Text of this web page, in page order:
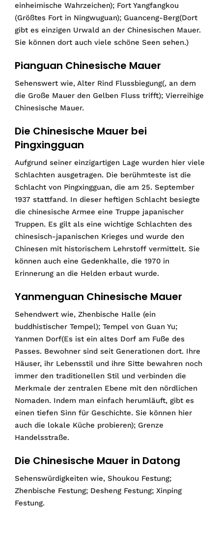
einheimische Wahrzeichen); Fort Yangfangkou
(Größtes Fort in Ningwuguan); Guanceng-Berg(Dort
gibt es einzigen Urwald an der Chinesischen Mauer.
Sie können dort auch viele schöne Seen sehen.)
Pianguan Chinesische Mauer
Sehenswert wie, Alter Rind Flussbiegung(, an dem
die Große Mauer den Gelben Fluss trifft); Vierreihige
Chinesische Mauer.
Die Chinesische Mauer bei
Pingxingguan
Aufgrund seiner einzigartigen Lage wurden hier viele
Schlachten ausgetragen. Die berühmteste ist die
Schlacht von Pingxingguan, die am 25. September
1937 stattfand. In dieser heftigen Schlacht besiegte
die chinesische Armee eine Truppe japanischer
Truppen. Es gilt als eine wichtige Schlachten des
chinesisch-japanischen Krieges und wurde den
Chinesen mit historischem Lehrstoff vermittelt. Sie
können auch eine Gedenkhalle, die 1970 in
Erinnerung an die Helden erbaut wurde.
Yanmenguan Chinesische Mauer
Sehendwert wie, Zhenbische Halle (ein
buddhistischer Tempel); Tempel von Guan Yu;
Yanmen Dorf(Es ist ein altes Dorf am Fuße des
Passes. Bewohner sind seit Generationen dort. Ihre
Häuser, ihr Lebensstil und ihre Sitte bewahren noch
immer den traditionellen Stil und verbinden die
Merkmale der zentralen Ebene mit den nördlichen
Nomaden. Indem man einfach herumläuft, gibt es
einen tiefen Sinn für Geschichte. Sie können hier
auch die lokale Küche probieren); Grenze
Handelsstraße.
Die Chinesische Mauer in Datong
Sehenswürdigkeiten wie, Shoukou Festung;
Zhenbische Festung; Desheng Festung; Xinping
Festung.